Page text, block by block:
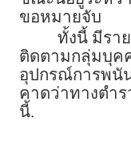
ขอหมายจับ
ทั้งนี้ มีรา
ติดตามกลุ่มบุค
อุปกรณ์การพนั
คาดว่าทางตำร
นี้.